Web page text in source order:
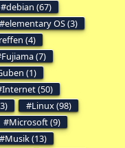
debian (67)
elementary OS (3)
(4)
Fujiama (7)
(1)
Internet (50)
Linux (98)
Microsoft (9)
Musik (13)